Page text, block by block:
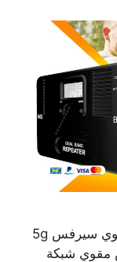
رقم مقوي شبكة 5g الوفرة الكويت مقوي سيرفس 5g
مقوي شبكة